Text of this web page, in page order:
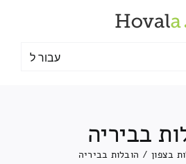
עבור ל
בביריה
בצפון / הובלות בביריה